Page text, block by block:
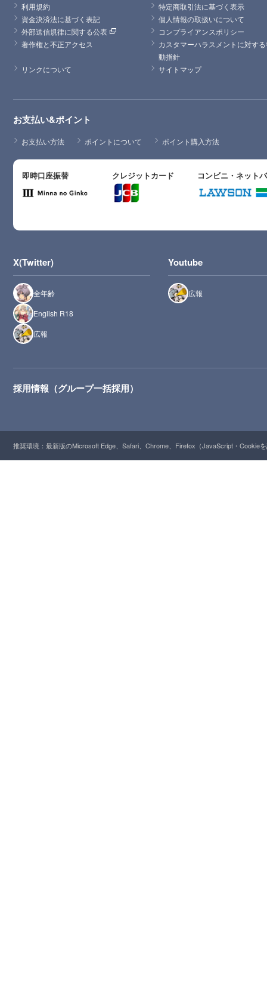
利用規約
特定商取引法に基づく表示
資金決済法に基づく表記
個人情報の取扱いについて
外部送信規律に関する公表
コンプライアンスポリシー
著作権と不正アクセス
カスタマーハラスメントに対す
動指針
リンクについて
サイトマップ
お支払い&ポイント
お支払い方法 ポイントについて ポイント購入方法
即時口座振替 クレジットカード コンビニ・ネット
X(Twitter)
全年齢
English R18
広報
Youtube
広報
採用情報（グループ一括採用）
推奨環境：最新版のMicrosoft Edge、Safari、Chrome、Firefox（JavaScript・Cookie